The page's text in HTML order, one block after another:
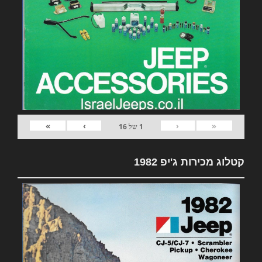
«
‹
1 של16
›
»
קטלוג מכירות ג'יפ 1982